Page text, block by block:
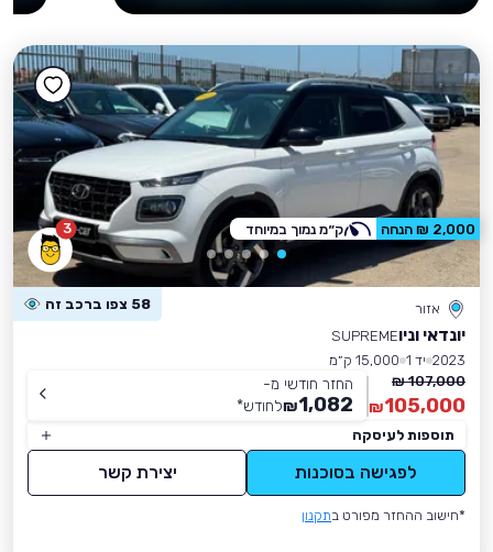
3
אזור 58 צפו ברכב זה
יונדאי וניוSUPREME
2023 יד 1
15,000 ק״מ
107,000 ₪
105,000
₪
החזר חודשי מ-
1,082
₪לחודש*
תוספות לעיסקה
לפגישה בסוכנות יצירת קשר
*חישוב ההחזר מפורט בתקנון
2,000 ₪ הנחה ק״מ נמוך במיוחד